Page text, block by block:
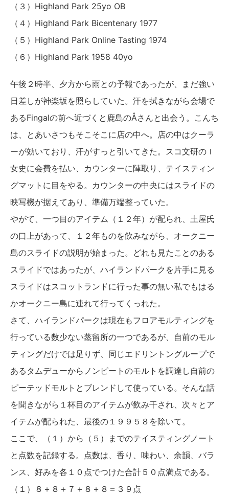
（３）Highland Park 25yo OB
（４）Highland Park Bicentenary 1977
（５）Highland Park Online Tasting 1974
（６）Highland Park 1958 40yo
午後２時半、夕方から雨との予報であったが、まだ強い
日差しが神楽坂を照らしていた。汗を拭きながら会場で
あるFingalの前へ近づくと鹿島のÅさんと出会う。こんち
は、とあいさつもそこそこに店の中へ。店の中はクーラ
ーが効いており、汗がすっと引いてきた。スコ文研のＩ
女史に会費を払い、カウンターに陣取り、テイスティン
グマットに目をやる。カウンターの中央にはスライドの
映写機が据えてあり、準備万端整っていた。
やがて、一つ目のアイテム（１２年）が配られ、土屋氏
の口上があって、１２年ものを飲みながら、オークニー
島のスライドの説明が始まった。どれも見たことのある
スライドではあったが、ハイランドパークを片手に見る
スライドはスコットランドに行った事の無い私でもはる
かオークニー島に連れて行ってくっれた。
さて、ハイランドパークは現在もフロアモルティングを
行っている数少ない蒸留所の一つであるが、自前のモル
ティングだけでは足りず、同じエドリントングループで
あるタムデューからノンピートのモルトを調達し自前の
ピーテッドモルトとブレンドして使っている。そんな話
を聞きながら１杯目のアイテムが飲み干され、次々とア
イテムが配られた、最後の１９９５８を除いて。
ここで、（１）から（５）までのテイスティングノート
と点数を記録する。点数は、香り、味わい、余韻、バラ
ンス、好みを各１０点でつけた合計５０点満点である。
（１）８＋８＋７＋８＋８＝３９点